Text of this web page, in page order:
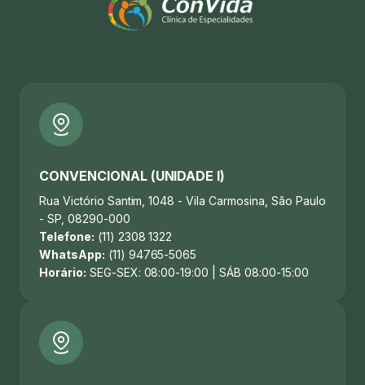
CONVENCIONAL (UNIDADE I)
Rua Victório Santim, 1048 - Vila Carmosina, São Paulo
- SP, 08290-000
Telefone: (11) 2308 1322
WhatsApp: (11) 94765-5065
Horário: SEG-SEX: 08:00-19:00 | SÁB 08:00-15:00